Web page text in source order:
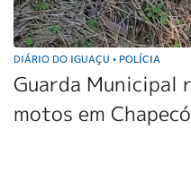
DIÁRIO DO IGUAÇU • POLÍCIA
Guarda Municipal
motos em Chapecó